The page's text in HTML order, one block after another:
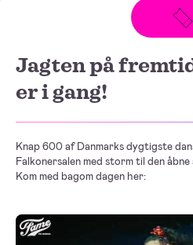
Åben audition
Jagten på
er i gang!
Knap 600 af Danmarks dygtigste
Falkonersalen med storm til den
Kom med bagom dagen her: